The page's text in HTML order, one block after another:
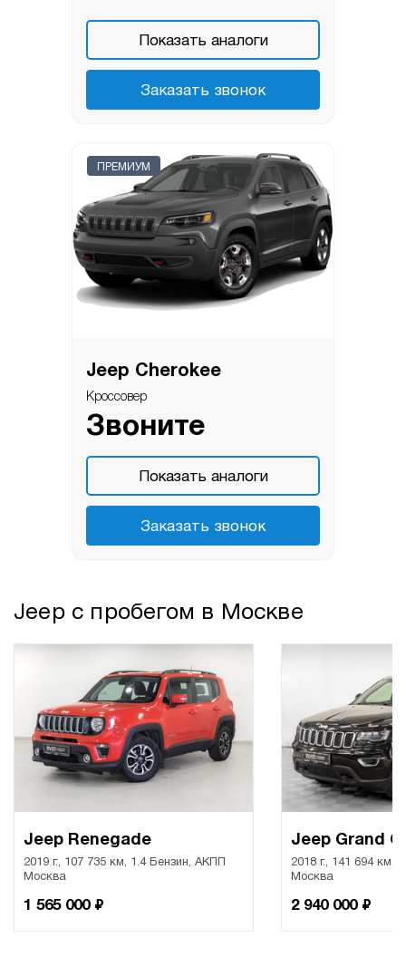
Показать аналоги
Заказать звонок
ПРЕМИУМ
Jeep Cherokee
Кроссовер
Звоните
Показать аналоги
Заказать звонок
Jeep с пробегом в Москве
Jeep Renegade
2019 г., 107 735 км, 1.4 Бензин, АКПП
Москва
1 565 000 ₽
Jeep Grand
2018 г., 141 694 км,
Москва
2 940 000 ₽